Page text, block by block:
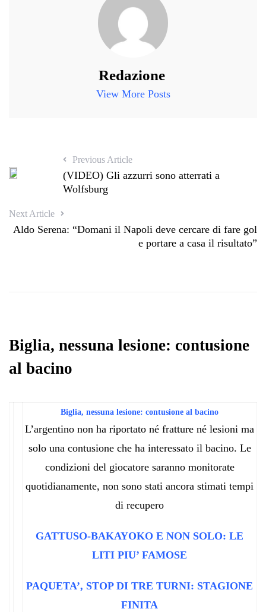
Redazione
View More Posts
Previous Article
(VIDEO) Gli azzurri sono atterrati a
Wolfsburg
Next Article
Aldo Serena: “Domani il Napoli deve cercare di fare gol
e portare a casa il risultato”
Biglia, nessuna lesione: contusione
al bacino
Biglia, nessuna lesione: contusione al bacino
L’argentino non ha riportato né fratture né lesioni ma
solo una contusione che ha interessato il bacino. Le
condizioni del giocatore saranno monitorate
quotidianamente, non sono stati ancora stimati tempi
di recupero
GATTUSO-BAKAYOKO E NON SOLO: LE
LITI PIU’ FAMOSE
PAQUETA’, STOP DI TRE TURNI: STAGIONE
FINITA